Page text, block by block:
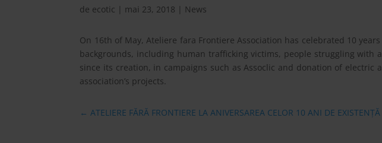
de ecotic | mai 23, 2018 | News
On 16th of May, Ateliere fara Frontiere Association has celebrated 10 years
backgrounds, including human trafficking victims, people struggling with
since its creation, in campaigns such as Assoclic and donation of
association’s projects.
← ATELIERE FĂRĂ FRONTIERE LA ANIVERSAREA CELOR 10 ANI DE EXISTENȚĂ